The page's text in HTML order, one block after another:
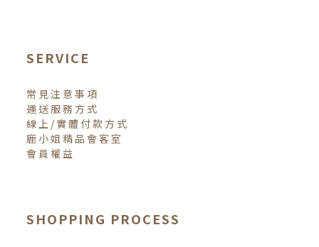
SERVICE
常見注意事項
運送服務方式
線上/實體付款方式
鹿小姐精品會客室
會員權益
SHOPPING PROCESS